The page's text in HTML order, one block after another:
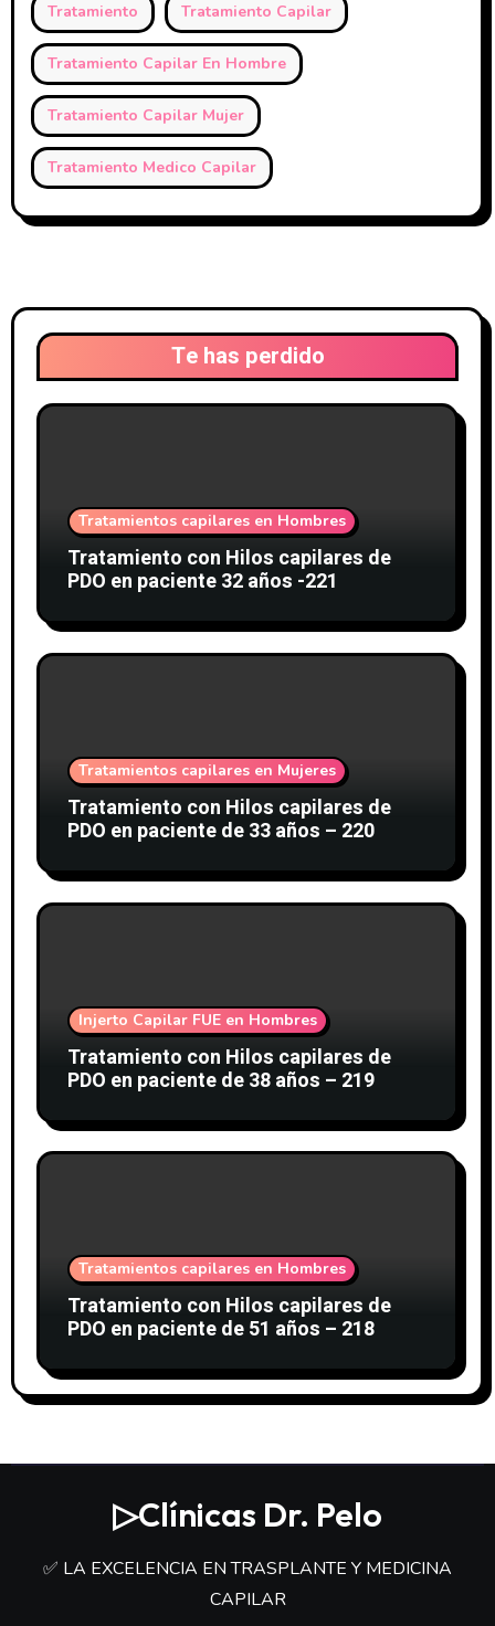
Tratamiento Tratamiento Capilar
Tratamiento Capilar En Hombre
Tratamiento Capilar Mujer
Tratamiento Medico Capilar
Te has perdido
Tratamientos capilares en Hombres
Tratamiento con Hilos capilares de
PDO en paciente 32 años -221
Tratamientos capilares en Mujeres
Tratamiento con Hilos capilares de
PDO en paciente de 33 años – 220
Injerto Capilar FUE en Hombres
Tratamiento con Hilos capilares de
PDO en paciente de 38 años – 219
Tratamientos capilares en Hombres
Tratamiento con Hilos capilares de
PDO en paciente de 51 años – 218
▷Clínicas Dr. Pelo
✅ LA EXCELENCIA EN TRASPLANTE Y MEDICINA
CAPILAR